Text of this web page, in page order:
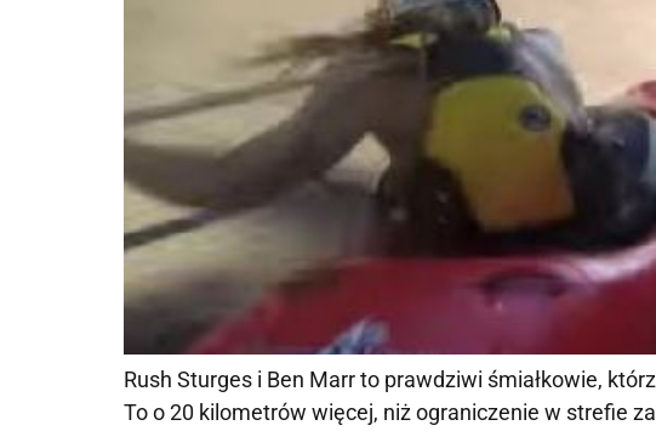
Rush Sturges i Ben Marr to prawdziwi śmiałkowie,
To o 20 kilometrów więcej, niż ograniczenie w strefie